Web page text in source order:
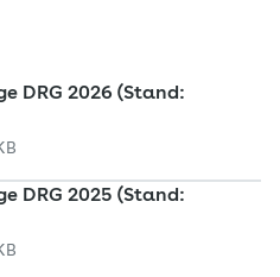
DRG 2026 (Stand:
DRG 2025 (Stand: